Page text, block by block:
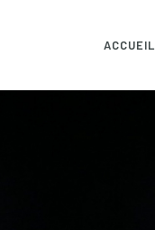
ACCUEIL